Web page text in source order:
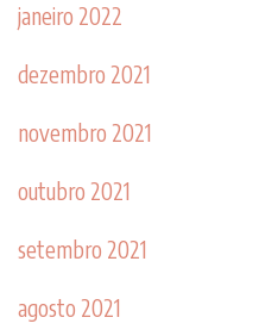
janeiro 2022
dezembro 2021
novembro 2021
outubro 2021
setembro 2021
agosto 2021